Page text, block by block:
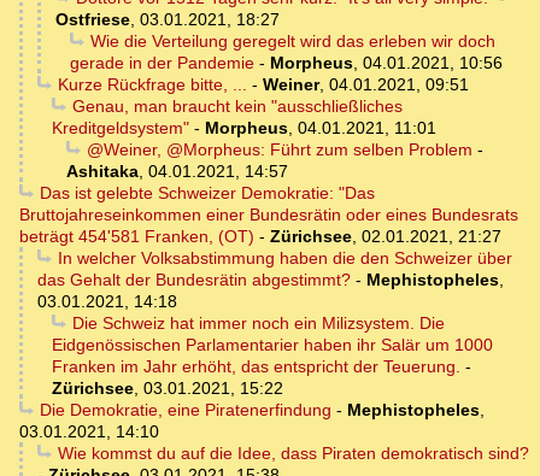
Ostfriese, 03.01.2021, 18:27
Wie die Verteilung geregelt wird das erleben wir doch
gerade in der Pandemie - Morpheus, 04.01.2021, 10:56
Kurze Rückfrage bitte, ... - Weiner, 04.01.2021, 09:51
Genau, man braucht kein "ausschließliches
Kreditgeldsystem" - Morpheus, 04.01.2021, 11:01
@Weiner, @Morpheus: Führt zum selben Problem -
Ashitaka, 04.01.2021, 14:57
Das ist gelebte Schweizer Demokratie: "Das
Bruttojahreseinkommen einer Bundesrätin oder eines Bundesrats
beträgt 454'581 Franken, (OT) - Zürichsee, 02.01.2021, 21:27
In welcher Volksabstimmung haben die den Schweizer über
das Gehalt der Bundesrätin abgestimmt? - Mephistopheles,
03.01.2021, 14:18
Die Schweiz hat immer noch ein Milizsystem. Die
Eidgenössischen Parlamentarier haben ihr Salär um 1000
Franken im Jahr erhöht, das entspricht der Teuerung. -
Zürichsee, 03.01.2021, 15:22
Die Demokratie, eine Piratenerfindung - Mephistopheles,
03.01.2021, 14:10
Wie kommst du auf die Idee, dass Piraten demokratisch sind?